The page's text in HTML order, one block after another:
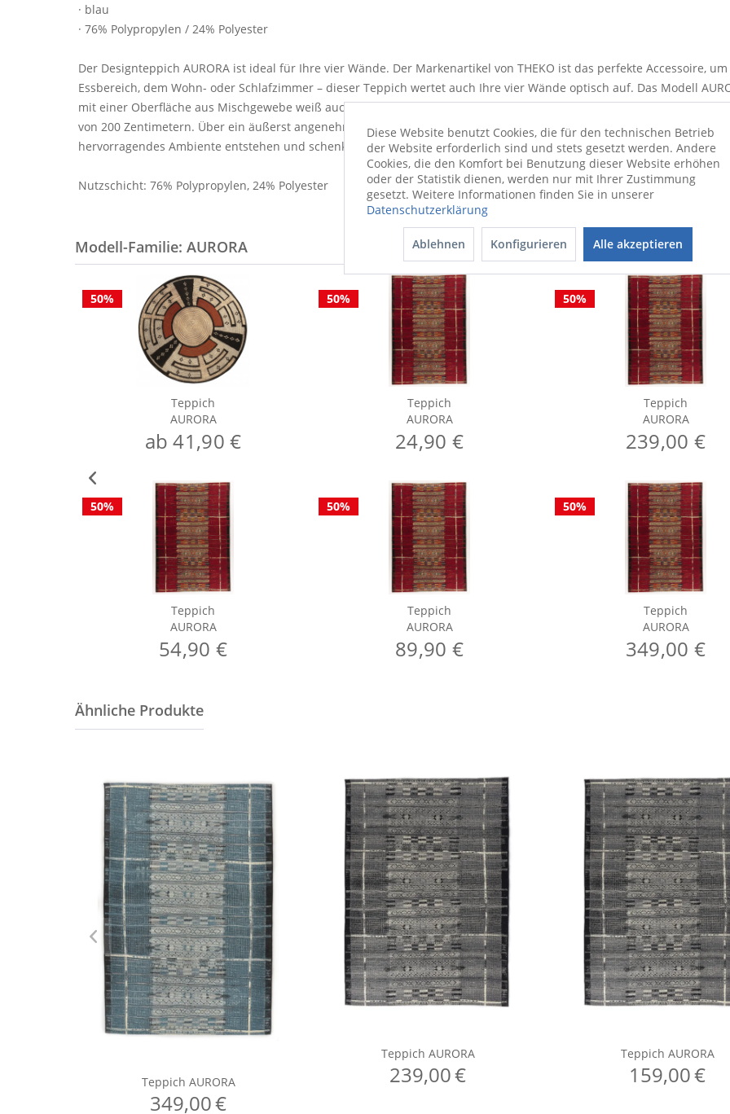
· blau
· 76% Polypropylen / 24% Polyester
Der Designteppich AURORA ist ideal für Ihre vier Wände. Der Markenartikel von THEKO ist das perfekte Accessoire,
Essbereich, dem Wohn- oder Schlafzimmer – dieser Teppich wertet auch Ihre vier Wände optisch auf. Das Modell
mit einer Oberfläche aus Mischgewebe weiß auch in Sachen Materialqualität zu überzeugen. Der Teppich besitzt
von 200 Zentimetern. Über ein äußerst angenehmes Lauferlebnis verfügt er durch seine Florhöhe von 5 Millimetern.
hervorragendes Ambiente entstehen und schenkt Ihrer Einrichtung einen zeitlosen Touch. Dieser Teppich wird
Nutzschicht: 76% Polypropylen, 24% Polyester
Modell-Familie: AURORA
50%
Teppich
AURORA
ab 41,90 €
50%
Teppich
AURORA
54,90 €
50%
Teppich
AURORA
24,90 €
50%
Teppich
AURORA
89,90 €
50%
Teppich
AURORA
239,00 €
50%
Teppich
AURORA
349,00 €
Diese Website benutzt Cookies, die für den technischen Betrieb
der Website erforderlich sind und stets gesetzt werden. Andere
Cookies, die den Komfort bei Benutzung dieser Website erhöhen
oder der Statistik dienen, werden nur mit Ihrer Zustimmung
gesetzt. Weitere Informationen finden Sie in unserer
Datenschutzerklärung
Ablehnen Konfigurieren Alle akzeptieren